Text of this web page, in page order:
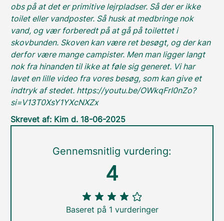
obs på at det er primitive lejrpladser. Så der er ikke
toilet eller vandposter. Så husk at medbringe nok
vand, og vær forberedt på at gå på toilettet i
skovbunden. Skoven kan være ret besøgt, og der kan
derfor være mange campister. Men man ligger langt
nok fra hinanden til ikke at føle sig generet. Vi har
lavet en lille video fra vores besøg, som kan give et
indtryk af stedet. https://youtu.be/OWkqFrI0nZo?
si=V13T0XsY1YXcNXZx
Skrevet af: Kim d. 18-06-2025
Gennemsnitlig vurdering:
4
Baseret på 1 vurderinger